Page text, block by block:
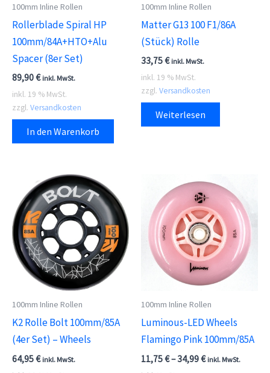
100mm Inline Rollen
Rollerblade Spiral HP
100mm/84A+HTO+Alu
Spacer (8er Set)
89,90€ inkl. MwSt.
inkl. 19 % MwSt.
zzgl. Versandkosten
In den Warenkorb
100mm Inline Rollen
Matter G13 100 F1/86A
(Stück) Rolle
33,75€ inkl. MwSt.
inkl. 19 % MwSt.
zzgl. Versandkosten
Weiterlesen
100mm Inline Rollen
K2 Rolle Bolt 100mm/85A
(4er Set) – Wheels
64,95€ inkl. MwSt.
100mm Inline Rollen
Luminous-LED Wheels
Flamingo Pink 100mm/85A
11,75€–34,99€ inkl. MwSt.